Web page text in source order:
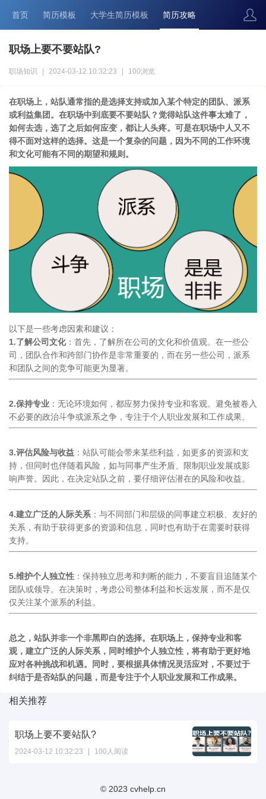
首页 简历模板 大学生简历模板 简历攻略
职场上要不要站队?
职场知识 2024-03-12 10:32:23 100浏览
在职场上，站队通常指的是选择支持或加入某个特定的团队、派系
或利益集团。在职场中到底要不要站队？觉得站队这件事太难了，
如何去选，选了之后如何应变，都让人头疼。可是在职场中人又不
得不面对这样的选择。这是一个复杂的问题，因为不同的工作环境
和文化可能有不同的期望和规则。
以下是一些考虑因素和建议：
1.了解公司文化：首先，了解所在公司的文化和价值观。在一些公
司，团队合作和跨部门协作是非常重要的，而在另一些公司，派系
和团队之间的竞争可能更为显著。
2.保持专业 ：无论环境如何，都应努力保持专业和客观。避免被卷入
不必要的政治斗争或派系之争，专注于个人职业发展和工作成果。
3.评估风险与收益 ：站队可能会带来某些利益，如更多的资源和支
持，但同时也伴随着风险，如与同事产生矛盾、限制职业发展或影
响声誉。因此，在决定站队之前，要仔细评估潜在的风险和收益。
4.建立广泛的人际关系 ：与不同部门和层级的同事建立积极、友好的
关系，有助于获得更多的资源和信息，同时也有助于在需要时获得
支持。
5.维护个人独立性 ：保持独立思考和判断的能力，不要盲目追随某个
团队或领导。在决策时，考虑公司整体利益和长远发展，而不是仅
仅关注某个派系的利益。
总之，站队并非一个非黑即白的选择。在职场上，保持专业和客
观，建立广泛的人际关系，同时维护个人独立性，将有助于更好地
应对各种挑战和机遇。同时，要根据具体情况灵活应对，不要过于
纠结于是否站队的问题，而是专注于个人职业发展和工作成果。
相关推荐
职场上要不要站队?
2024-03-12 10:32:23 | 100人阅读
© 2023 cvhelp.cn